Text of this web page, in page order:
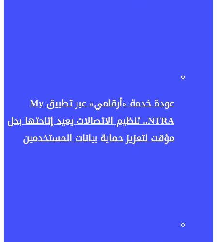
عودة خدمة «أرقامي» عبر تطبيق My
NTRA.. تنظيم الاتصالات يعيد إتاحتها بحل
مؤقت لتعزيز حماية بيانات المستخدمين